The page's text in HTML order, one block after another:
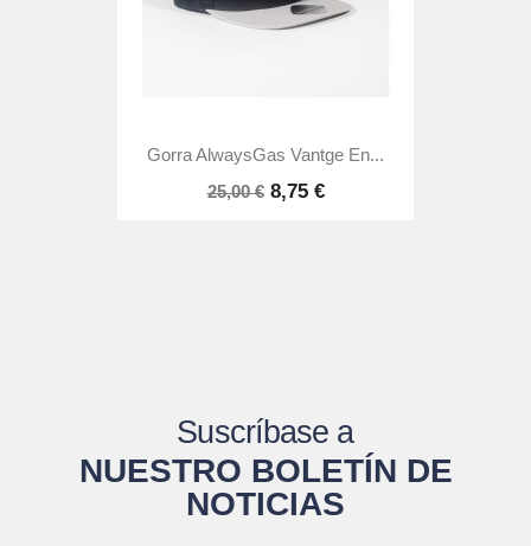
Gorra AlwaysGas Vantge En...
25,00 € 8,75 €
Suscríbase a
NUESTRO BOLETÍN DE
NOTICIAS